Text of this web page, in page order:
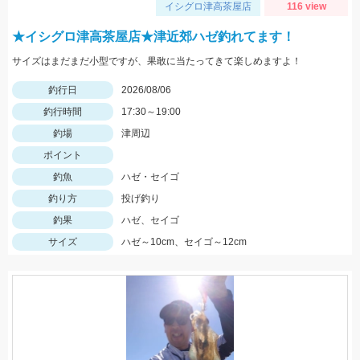
イシグロ津高茶屋店 116 view
★イシグロ津高茶屋店★津近郊ハゼ釣れてます！
サイズはまだまだ小型ですが、果敢に当たってきて楽しめますよ！
釣行日
2026/08/06
釣行時間
17:30～19:00
釣場
津周辺
ポイント
釣魚
ハゼ・セイゴ
釣り方
投げ釣り
釣果
ハゼ、セイゴ
サイズ
ハゼ～10cm、セイゴ～12cm